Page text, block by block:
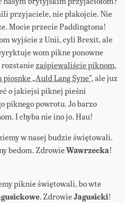
przyjaciele, nie płakojcie. Nie
Mocie przecie Paddingtona!
wyjście z Unii, cyli Brexit, ale
wom pikne ponowne
rozstaniezaśpiewaliście piknom,
„Auld Lang Syne”, ale juz
o jakiejsi piknej pieśni
piknego powrotu. Jo barzo
I chyba nie ino jo. Hau!
w nasej budzie świętowali.
bedom. ZdrowieWawrzecka!
piknie świętowali, bo wte
. ZdrowieJagusicki!